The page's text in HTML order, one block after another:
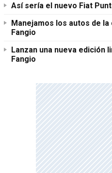
Así sería el nuevo Fiat
Manejamos los autos de
Fangio
Lanzan una nueva edición
Fangio